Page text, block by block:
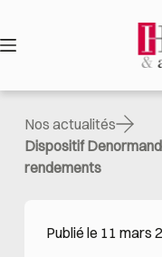
contenu
Nos actualités
Dispositif
rendements
Publié le 11 mars